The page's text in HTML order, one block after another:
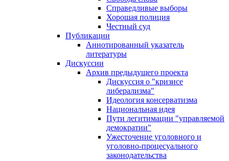
Справедливые выборы
Хорошая полиция
Честный суд
Публикации
Аннотированный указатель
литературы
Дискуссии
Архив предыдущего проекта
Дискуссия о "кризисе
либерализма"
Идеология консерватизма
Национальная идея
Пути легитимации "управляемой
демократии"
Ужесточение уголовного и
уголовно-процесуального
законодательства